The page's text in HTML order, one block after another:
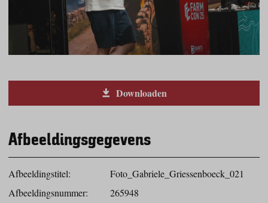
Downloaden
Afbeeldingsgegevens
Afbeeldingstitel:
Foto_Gabriele_Griessenboeck_021
Afbeeldingsnummer:
265948